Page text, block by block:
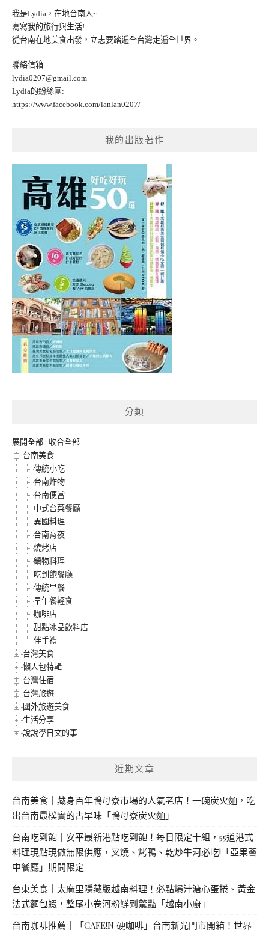
我是Lydia，在地台南人~
寫寫我的旅行與生活!
從台南在地美食出發，立志要踏遍全台灣走遍全世界。
聯絡信箱:
lydia0207@gmail.com
Lydia的紛絲團:
https://www.facebook.com/lanlan0207/
我的出版著作
分類
展開全部 | 收合全部
台南美食
傳統小吃
台南炸物
台南便當
中式台菜餐廳
異國料理
台南宵夜
燒烤店
鍋物料理
吃到飽餐廳
傳統早餐
早午餐輕食
咖啡店
甜點冰品飲料店
伴手禮
台灣美食
懶人包特輯
台灣住宿
台灣旅遊
國外旅遊美食
生活分享
說說學日文的事
近期文章
台南美食｜藏身百年鴨母寮市場的人氣老店！一碗炭火麵，吃
出台南最樸實的古早味「鴨母寮炭火麵」
台南吃到飽｜安平最新港點吃到飽！每日限定十組，55道港式
料理現點現做無限供應，叉燒、烤鴨、乾炒牛河必吃!「亞果薈
中餐廳」期間限定
台東美食｜太麻里隱藏版越南料理！必點爆汁溏心蛋捲、黃金
法式麵包蝦，整尾小卷河粉鮮到驚豔「越南小廚」
台南咖啡推薦｜「CAFE!N 硬咖啡」台南新光門市開箱！世界